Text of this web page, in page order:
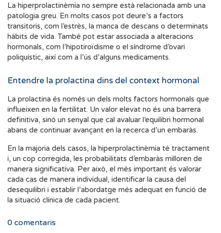
La hiperprolactinèmia no sempre està relacionada amb una
patologia greu. En molts casos pot deure’s a factors
transitoris, com l’estrès, la manca de descans o determinats
hàbits de vida. També pot estar associada a alteracions
hormonals, com l’hipotiroïdisme o el síndrome d’ovari
poliquístic, així com a l’ús d’alguns medicaments.
Entendre la prolactina dins del context hormonal
La prolactina és només un dels molts factors hormonals que
influeixen en la fertilitat. Un valor elevat no és una barrera
definitiva, sinó un senyal que cal avaluar l’equilibri hormonal
abans de continuar avançant en la recerca d’un embaràs.
En la majoria dels casos, la hiperprolactinèmia té tractament
i, un cop corregida, les probabilitats d’embaràs milloren de
manera significativa. Per això, el més important és valorar
cada cas de manera individual, identificar la causa del
desequilibri i establir l’abordatge més adequat en funció de
la situació clínica de cada pacient.
0 comentaris